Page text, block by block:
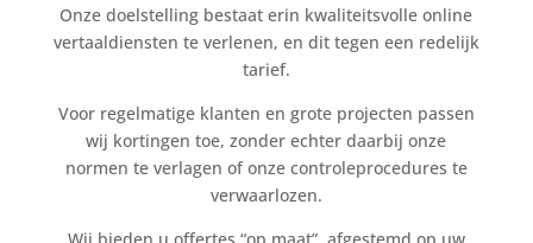
Onze doelstelling bestaat erin kwaliteitsvolle online
vertaaldiensten te verlenen, en dit tegen een redelijk
tarief.
Voor regelmatige klanten en grote projecten passen
wij kortingen toe, zonder echter daarbij onze
normen te verlagen of onze controleprocedures te
verwaarlozen.